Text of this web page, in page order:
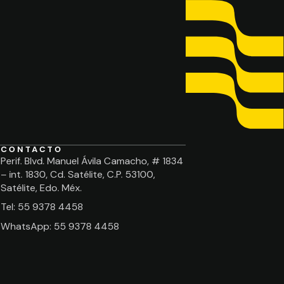
CONTACTO
Perif. Blvd. Manuel Ávila Camacho, # 1834
– int. 1830, Cd. Satélite, C.P. 53100,
Satélite, Edo. Méx.
Tel: 55 9378 4458
WhatsApp: 55 9378 4458